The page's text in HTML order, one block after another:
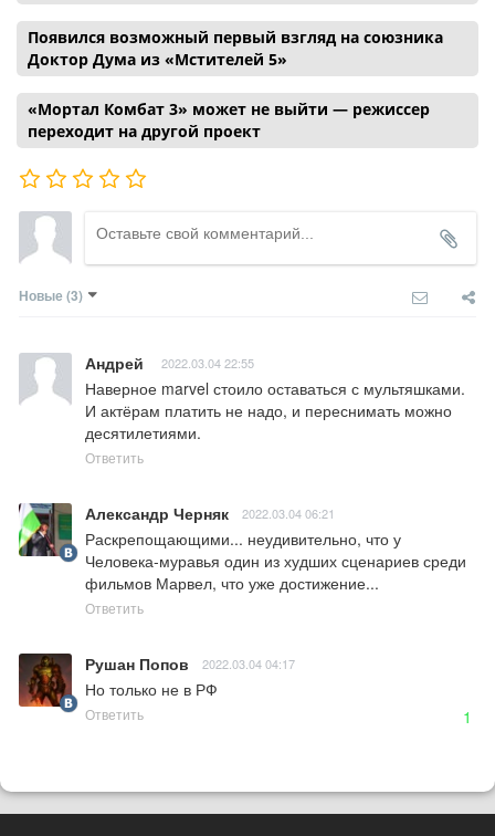
Появился возможный первый взгляд на союзника
Доктор Дума из «Мстителей 5»
«Мортал Комбат 3» может не выйти — режиссер
переходит на другой проект
Новые (3)
Андрей 2022.03.04 22:55
Наверное marvel стоило оставаться с мультяшками.
И актёрам платить не надо, и переснимать можно
десятилетиями.
Ответить
Александр Черняк 2022.03.04 06:21
Раскрепощающими... неудивительно, что у
Человека-муравья один из худших сценариев среди
фильмов Марвел, что уже достижение...
Ответить
Рушан Попов 2022.03.04 04:17
Но только не в РФ
Ответить 1